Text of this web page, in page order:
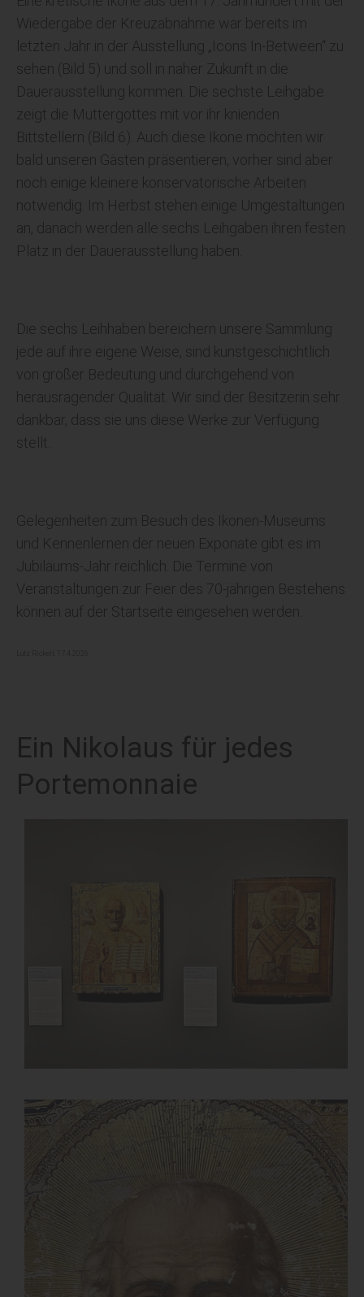
Wiedergabe der Kreuzabnahme war bereits im
letzten Jahr in der Ausstellung „Icons In-Between“ zu
sehen (Bild 5) und soll in naher Zukunft in die
Dauerausstellung kommen. Die sechste Leihgabe
zeigt die Muttergottes mit vor ihr knienden
Bittstellern (Bild 6). Auch diese Ikone möchten wir
bald unseren Gästen präsentieren, vorher sind aber
noch einige kleinere konservatorische Arbeiten
notwendig. Im Herbst stehen einige Umgestaltungen
an, danach werden alle sechs Leihgaben ihren festen
Platz in der Dauerausstellung haben.
Die sechs Leihhaben bereichern unsere Sammlung
jede auf ihre eigene Weise, sind kunstgeschichtlich
von großer Bedeutung und durchgehend von
herausragender Qualität. Wir sind der Besitzerin sehr
dankbar, dass sie uns diese Werke zur Verfügung
stellt.
Gelegenheiten zum Besuch des Ikonen-Museums
und Kennenlernen der neuen Exponate gibt es im
Jubiläums-Jahr reichlich. Die Termine von
Veranstaltungen zur Feier des 70-jährigen Bestehens
können auf der Startseite eingesehen werden.
Ein Nikolaus für jedes
Portemonnaie